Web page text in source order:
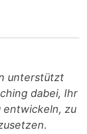
unterstützt
dabei, Ihr
entwickeln, zu